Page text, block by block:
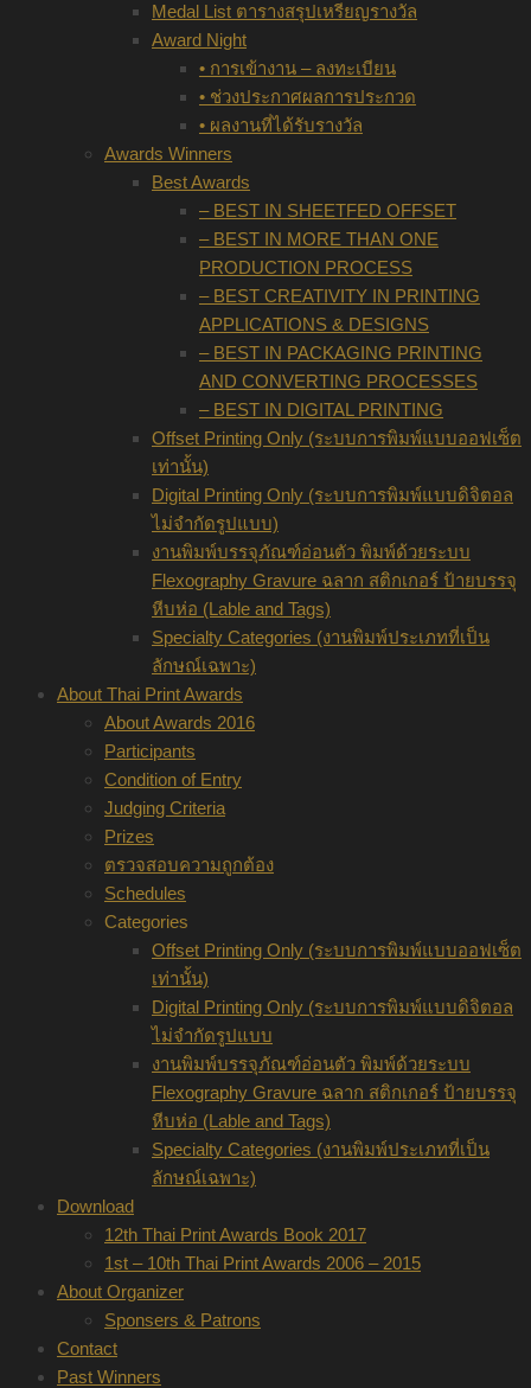
Medal List ตารางสรุปเหรียญรางวัล
Award Night
• การเข้างาน – ลงทะเบียน
• ช่วงประกาศผลการประกวด
• ผลงานที่ได้รับรางวัล
Awards Winners
Best Awards
– BEST IN SHEETFED OFFSET
– BEST IN MORE THAN ONE
PRODUCTION PROCESS
– BEST CREATIVITY IN PRINTING
APPLICATIONS & DESIGNS
– BEST IN PACKAGING PRINTING
AND CONVERTING PROCESSES
– BEST IN DIGITAL PRINTING
Offset Printing Only (ระบบการพิมพ์แบบออฟเซ็ต
เท่านั้น)
Digital Printing Only (ระบบการพิมพ์แบบดิจิตอล
ไม่จำกัดรูปแบบ)
งานพิมพ์บรรจุภัณฑ์อ่อนตัว พิมพ์ด้วยระบบ
Flexography Gravure ฉลาก สติกเกอร์ ป้ายบรรจุ
หีบห่อ (Lable and Tags)
Specialty Categories (งานพิมพ์ประเภทที่เป็น
ลักษณ์เฉพาะ)
About Thai Print Awards
About Awards 2016
Participants
Condition of Entry
Judging Criteria
Prizes
ตรวจสอบความถูกต้อง
Schedules
Categories
Offset Printing Only (ระบบการพิมพ์แบบออฟเซ็ต
เท่านั้น)
Digital Printing Only (ระบบการพิมพ์แบบดิจิตอล
ไม่จำกัดรูปแบบ
งานพิมพ์บรรจุภัณฑ์อ่อนตัว พิมพ์ด้วยระบบ
Flexography Gravure ฉลาก สติกเกอร์ ป้ายบรรจุ
หีบห่อ (Lable and Tags)
Specialty Categories (งานพิมพ์ประเภทที่เป็น
ลักษณ์เฉพาะ)
Download
12th Thai Print Awards Book 2017
1st – 10th Thai Print Awards 2006 – 2015
About Organizer
Sponsers & Patrons
Contact
Past Winners